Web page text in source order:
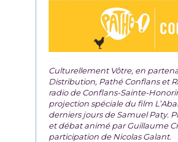
Culturellement Vôtre, en
Distribution, Pathé Conflans et
radio de Conflans-Sainte-
projection spéciale du film
derniers jours de Samuel Paty.
et débat animé par Guillaume
participation de Nicolas Galant.